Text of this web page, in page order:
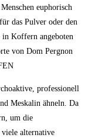
euphorisch
das Pulver oder den
Koffern angeboten
von Dom Pеrgnоn
professionell
Meskalin ähneln. Da
um die
alternative